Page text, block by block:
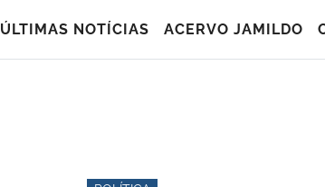
ÚLTIMAS NOTÍCIAS ACERVO JAMILDO